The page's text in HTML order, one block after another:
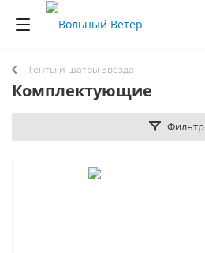
Тенты и шатры Звезда
Комплектующие
Фильтр